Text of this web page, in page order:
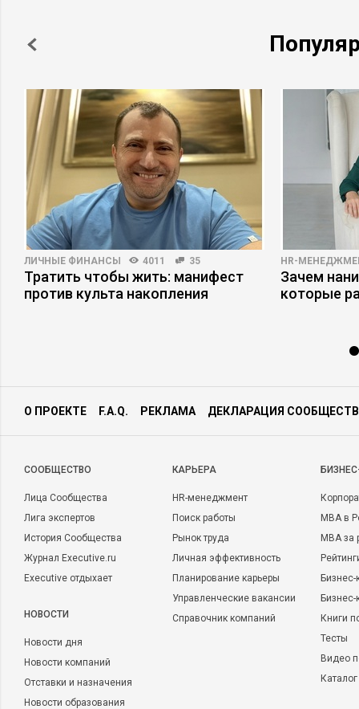
ЛИЧНЫЕ ФИНАНСЫ 4011 35
Тратить чтобы жить: манифест
против культа накопления
HR-
Зачем
которые
О ПРОЕКТЕ F.A.Q. РЕКЛАМА ДЕКЛАРАЦИЯ
CООБЩЕСТВО
Лица Сообщества
Лига экспертов
История Сообщества
Журнал Executive.ru
Executive отдыхает
НОВОСТИ
Новости дня
Новости компаний
Отставки и назначения
Новости образования
КАРЬЕРА
HR-менеджмент
Поиск работы
Рынок труда
Личная эффективность
Планирование карьеры
Управленческие вакансии
Справочник компаний
MBA в
MBA
Бизнес-
Книги
Тесты
Видео